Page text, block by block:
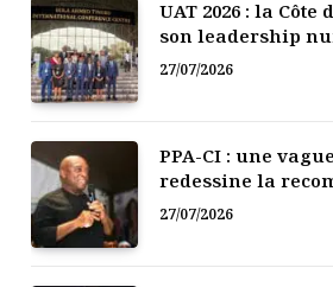
UAT 2026 : la
son leadership
Afrique
27/07/2026
PPA-CI : une
redessine la
politique
27/07/2026